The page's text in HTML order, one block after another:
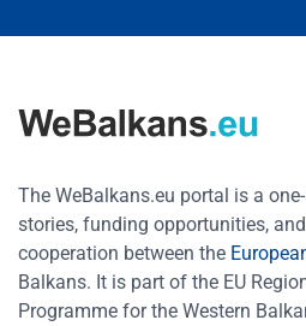
The WeBalkans.eu portal is a
stories, funding opportunities,
cooperation between the
Balkans. It is part of the EU
Programme for the Western